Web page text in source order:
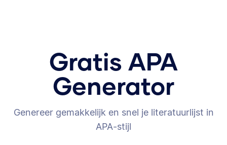
Gratis APA
Generator
Genereer gemakkelijk en snel je literatuurlijst in
APA-stijl